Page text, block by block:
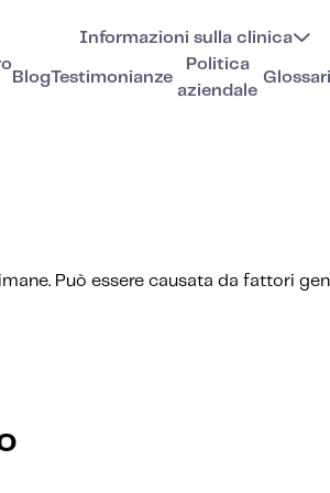
Informazioni sulla clinica
BlogTestimonianze
Politica
aziendale
Può essere causata da fattori